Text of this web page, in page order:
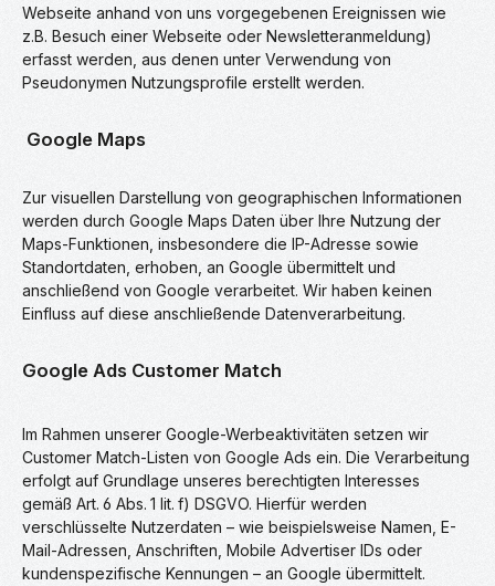
Webseite anhand von uns vorgegebenen Ereignissen wie
z.B. Besuch einer Webseite oder Newsletteranmeldung)
erfasst werden, aus denen unter Verwendung von
Pseudonymen Nutzungsprofile erstellt werden.
Google Maps
Zur visuellen Darstellung von geographischen Informationen
werden durch Google Maps Daten über Ihre Nutzung der
Maps-Funktionen, insbesondere die IP-Adresse sowie
Standortdaten, erhoben, an Google übermittelt und
anschließend von Google verarbeitet. Wir haben keinen
Einfluss auf diese anschließende Datenverarbeitung.
Google Ads Customer Match
Im Rahmen unserer Google-Werbeaktivitäten setzen wir
Customer Match-Listen von Google Ads ein. Die Verarbeitung
erfolgt auf Grundlage unseres berechtigten Interesses
gemäß Art. 6 Abs. 1 lit. f) DSGVO. Hierfür werden
verschlüsselte Nutzerdaten – wie beispielsweise Namen, E-
Mail-Adressen, Anschriften, Mobile Advertiser IDs oder
kundenspezifische Kennungen – an Google übermittelt.